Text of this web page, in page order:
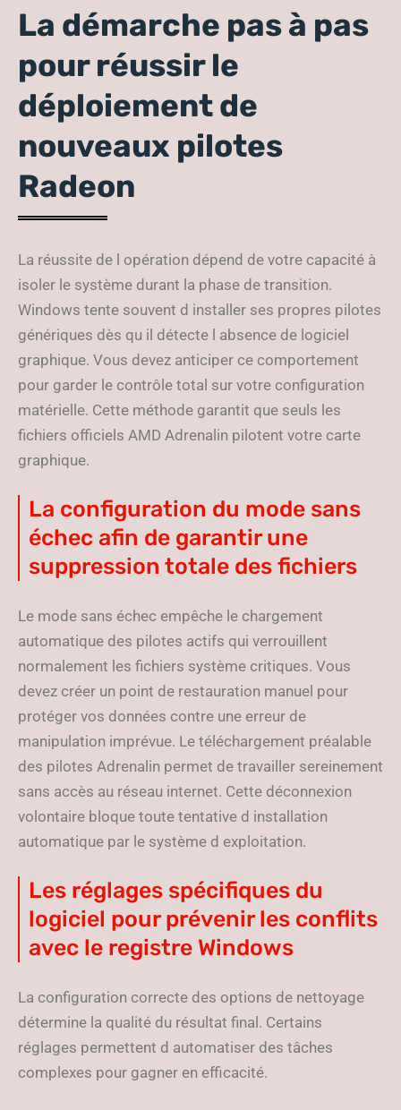
La démarche pas à pas
pour réussir le
déploiement de
nouveaux pilotes
Radeon
La réussite de l opération dépend de votre capacité à
isoler le système durant la phase de transition.
Windows tente souvent d installer ses propres pilotes
génériques dès qu il détecte l absence de logiciel
graphique. Vous devez anticiper ce comportement
pour garder le contrôle total sur votre configuration
matérielle. Cette méthode garantit que seuls les
fichiers officiels AMD Adrenalin pilotent votre carte
graphique.
La configuration du mode sans
échec afin de garantir une
suppression totale des fichiers
Le mode sans échec empêche le chargement
automatique des pilotes actifs qui verrouillent
normalement les fichiers système critiques. Vous
devez créer un point de restauration manuel pour
protéger vos données contre une erreur de
manipulation imprévue. Le téléchargement préalable
des pilotes Adrenalin permet de travailler sereinement
sans accès au réseau internet. Cette déconnexion
volontaire bloque toute tentative d installation
automatique par le système d exploitation.
Les réglages spécifiques du
logiciel pour prévenir les conflits
avec le registre Windows
La configuration correcte des options de nettoyage
détermine la qualité du résultat final. Certains
réglages permettent d automatiser des tâches
complexes pour gagner en efficacité.